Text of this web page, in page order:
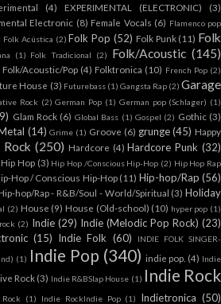
(4) EXPERIMENTAL (ELECTRONIC) (3)
Electronic (8) Female Vocals (6) Flamenco pop
Folk Acústica (2) Folk Pop (52) Folk Punk (11) Folk
(1) Folk Tradicional (2) Folk/Acoustic (145)
Folk/Acoustic/Pop (4) Folktronica (10) French Pop (2)
House (3) Futurebass (1) Gangsta Rap (2) Garage
Rock (2) German Pop (1) German pop (Schlager) (1)
Glam Rock (6) Global Bass (1) Gospel (2) Gothic (3)
(14) Grime (1) Groove (6) grunge (45) Happy
(250) Hardcore (4) Hardcore Punk (32)
Hip Hop (3) Hip Hop /Conscious Hip-Hop (2) Hip Hop Rap
Hop / Conscious Hip-Hop (11) Hip-hop/Rap (56)
hop/Rap - R&B/Soul - World/Spiritual (3) Holiday
(2) House (9) House (Old-school) (10) hyper pop (1)
(2) Indie (29) Indie (Melodic Pop Rock) (23)
(15) Indie Folk (60) INDIE FOLK SINGER-
(1) Indie Pop (340) indie pop. (4) Indie
Rock (3) Indie R&BSlap House (1) Indie Rock
(1) Indie RockIndie Pop (1) Indietronica (50)